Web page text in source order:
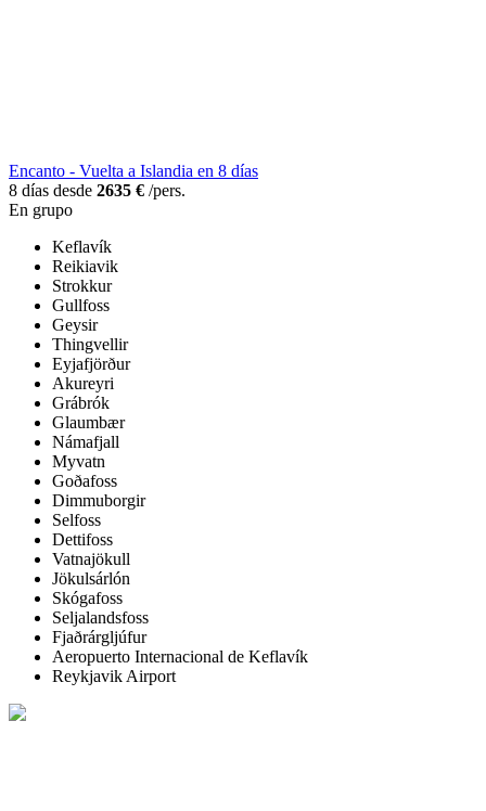
Encanto - Vuelta a Islandia en 8 días
8 días desde 2635 € /pers.
En grupo
Keflavík
Reikiavik
Strokkur
Gullfoss
Geysir
Thingvellir
Eyjafjörður
Akureyri
Grábrók
Glaumbær
Námafjall
Myvatn
Goðafoss
Dimmuborgir
Selfoss
Dettifoss
Vatnajökull
Jökulsárlón
Skógafoss
Seljalandsfoss
Fjaðrárgljúfur
Aeropuerto Internacional de Keflavík
Reykjavik Airport